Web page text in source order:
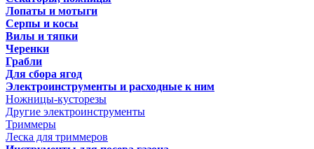
Лопаты и мотыги
Серпы и косы
Вилы и тяпки
Черенки
Грабли
Для сбора ягод
Электроинструменты и расходные к ним
Ножницы-кусторезы
Другие электроинструменты
Триммеры
Леска для триммеров